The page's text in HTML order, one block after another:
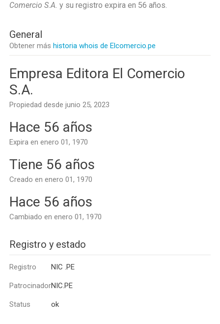
Comercio S.A. y su registro expira en 56 años.
General
Obtener más historia whois de Elcomercio.pe
Empresa Editora El Comercio
S.A.
Propiedad desde junio 25, 2023
Hace 56 años
Expira en enero 01, 1970
Tiene 56 años
Creado en enero 01, 1970
Hace 56 años
Cambiado en enero 01, 1970
Registro y estado
Registro NIC .PE
PatrocinadorNIC.PE
Status ok